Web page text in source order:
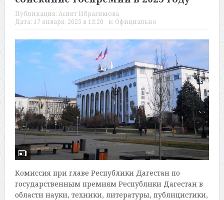
Публикация: Асият Ибрагимова
Дата: 17 января, 2025 в 13:20 в: Официально
Комиссия при главе Республики Дагестан по
государственным премиям Республики Дагестан в
области науки, техники, литературы, публицистики,